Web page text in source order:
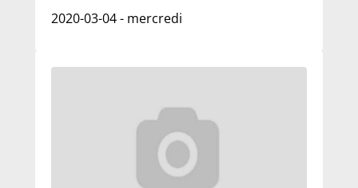
2020-03-04 - mercredi